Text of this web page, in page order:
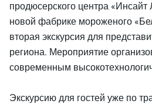
продюсерского центра
новой фабрике мороженого
вторая экскурсия для
региона. Мероприятие
современным
Экскурсию для гостей уже по